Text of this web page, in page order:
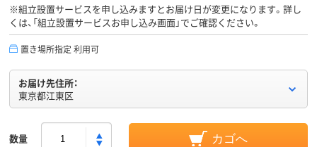
※組立設置サービスを申し込みますとお届け日が変更になります。詳し
くは、「組立設置サービスお申し込み画面」でご確認ください。
置き場所指定 利用可
お届け先住所：
東京都江東区
数量 カゴへ